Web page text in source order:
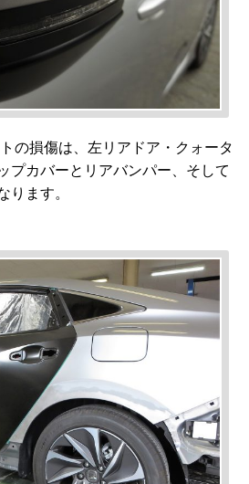
の損傷は、左リアドア・クォータ
プカバーとリアバンパー、そして
ります。